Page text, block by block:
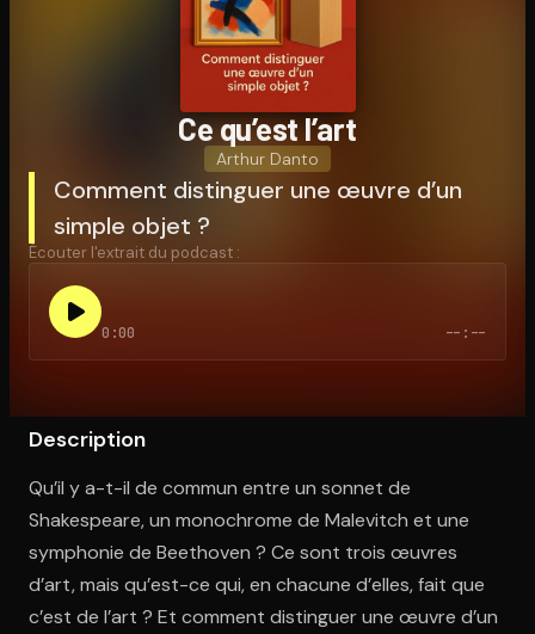
Ouvre l'app Appareil photo, pointe sur le code. C'est gratuit à
Ce qu’est l’art
Arthur Danto
Comment distinguer une œuvre d’un
simple objet ?
Écouter l'extrait du podcast :
0:00 --:--
Description
Qu’il y a-t-il de commun entre un sonnet de
Shakespeare, un monochrome de Malevitch et une
symphonie de Beethoven ? Ce sont trois œuvres
d’art, mais qu’est-ce qui, en chacune d’elles, fait que
c’est de l’art ? Et comment distinguer une œuvre d’un